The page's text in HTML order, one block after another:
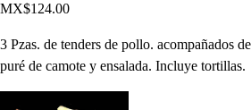
MX$124.00
3 Pzas. de tenders de pollo. acompañados
puré de camote y ensalada. Incluye tortillas.